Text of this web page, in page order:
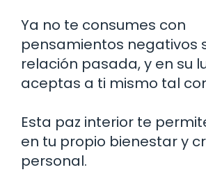
Ya no te consumes con
pensamientos negativos
relación pasada, y en su
aceptas a ti mismo tal
Esta paz interior te
en tu propio bienestar y
personal.